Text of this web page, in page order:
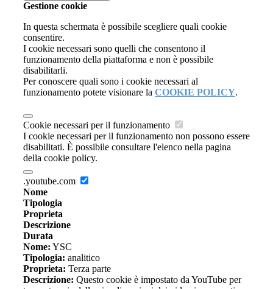
Gestione cookie
In questa schermata è possibile scegliere quali cookie
consentire.
I cookie necessari sono quelli che consentono il
funzionamento della piattaforma e non è possibile
disabilitarli.
Per conoscere quali sono i cookie necessari al
funzionamento potete visionare la COOKIE POLICY.
Cookie necessari per il funzionamento
I cookie necessari per il funzionamento non possono essere
disabilitati. È possibile consultare l'elenco nella pagina
della cookie policy.
.youtube.com
Nome
Tipologia
Proprieta
Descrizione
Durata
Nome: YSC
Tipologia: analitico
Proprieta: Terza parte
Descrizione: Questo cookie è impostato da YouTube per